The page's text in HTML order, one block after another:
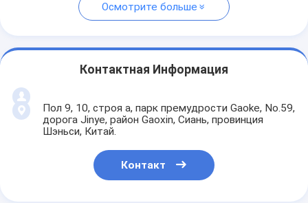
Осмотрите больше
Контактная Информация
Пол 9, 10, строя a, парк премудрости Gaoke, No.59,
дорога Jinye, район Gaoxin, Сиань, провинция
Шэньси, Китай.
Контакт